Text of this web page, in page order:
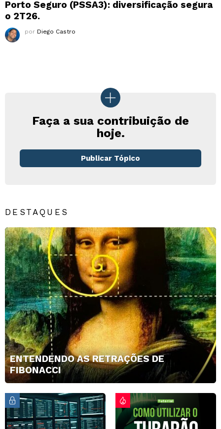
Porto Seguro (PSSA3): diversificação segura
o 2T26.
por Diego Castro
Faça a sua contribuição de
hoje.
Publicar Tópico
DESTAQUES
ENTENDENDO AS RETRAÇÕES DE
FIBONACCI